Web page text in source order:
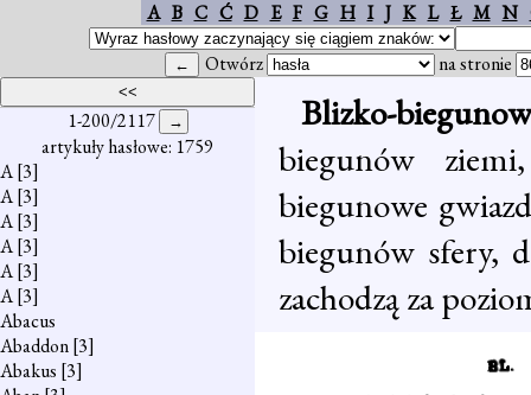
A B C Ć D E F G H I J K L Ł M N
Otwórz na stronie
1-200/2117
artykuły hasłowe: 1759
A[3]
A[3]
A[3]
A[3]
A[3]
A[3]
Abacus
Abaddon[3]
Abakus [3]
Blizko-
biegunów
biegunowe
biegunów sfery,
zachodzą za